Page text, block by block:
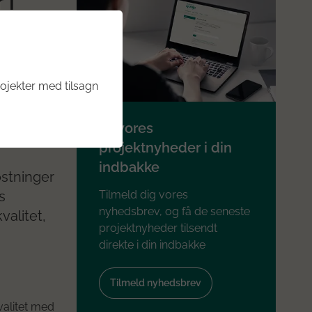
med
Få vores
projektnyheder i din
indbakke
Tilmeld dig vores
nyhedsbrev, og få de seneste
projektnyheder tilsendt
direkte i din indbakke
Tilmeld nyhedsbrev
med tilsagn